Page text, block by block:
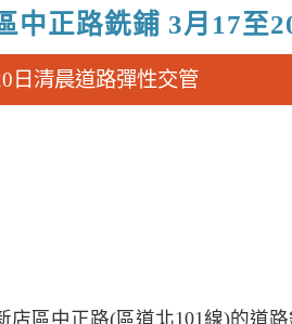
中正路銑鋪 3月17至
日清晨道路彈性交管
店區中正路(區道北101線)的道